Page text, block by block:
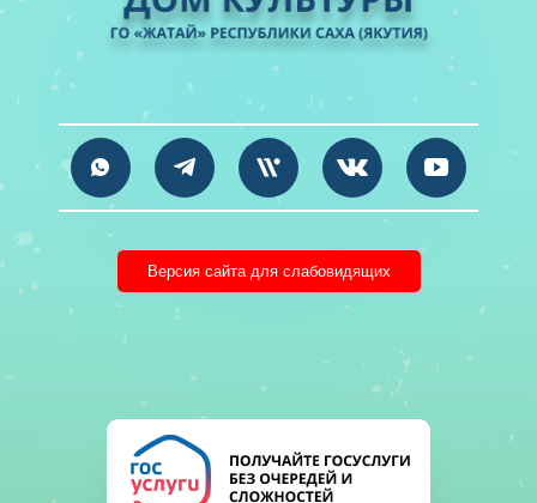
Версия сайта для слабовидящих